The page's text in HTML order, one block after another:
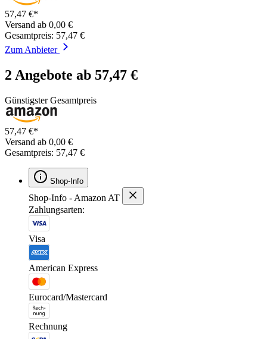
57,47 €*
Versand ab 0,00 €
Gesamtpreis: 57,47 €
Zum Anbieter
2 Angebote ab 57,47 €
Günstigster Gesamtpreis
57,47 €*
Versand ab 0,00 €
Gesamtpreis: 57,47 €
Shop-Info
Shop-Info - Amazon AT
Zahlungsarten:
Visa
American Express
Eurocard/Mastercard
Rechnung